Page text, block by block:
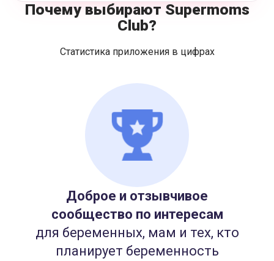
Почему выбирают Supermoms
Club?
Статистика приложения в цифрах
Доброе и отзывчивое
сообщество по интересам
для беременных, мам и тех, кто
планирует беременность